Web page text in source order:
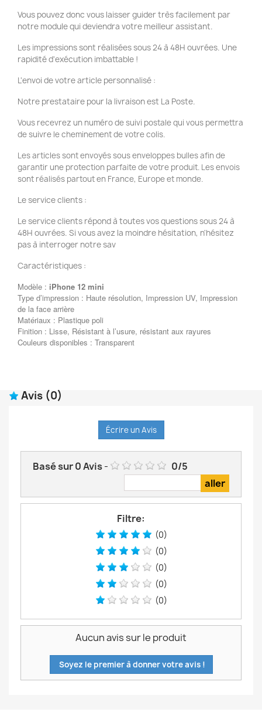
Vous pouvez donc vous laisser guider très facilement par
notre module qui deviendra votre meilleur assistant.
Les impressions sont réalisées sous 24 à 48H ouvrées. Une
rapidité d'exécution imbattable !
L'envoi de votre article personnalisé :
Notre prestataire pour la livraison est La Poste.
Vous recevrez un numéro de suivi postale qui vous permettra
de suivre le cheminement de votre colis.
Les articles sont envoyés sous enveloppes bulles afin de
garantir une protection parfaite de votre produit. Les envois
sont réalisés partout en France, Europe et monde.
Le service clients :
Le service clients répond à toutes vos questions sous 24 à
48H ouvrées. Si vous avez la moindre hésitation, n'hésitez
pas à interroger notre sav
Caractéristiques :
Modèle : iPhone 12 mini
Type d’impression : Haute résolution, Impression UV, Impression
de la face arrière
Matériaux : Plastique poli
Finition : Lisse, Résistant à l’usure, résistant aux rayures
Couleurs disponibles : Transparent
Avis (0)
Écrire un Avis
Basé sur0Avis- 0/5
Filtre:
(0)
(0)
(0)
(0)
(0)
Aucun avis sur le produit
Soyez le premier à donner votre avis !